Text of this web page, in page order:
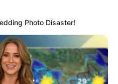
Photo Disaster!